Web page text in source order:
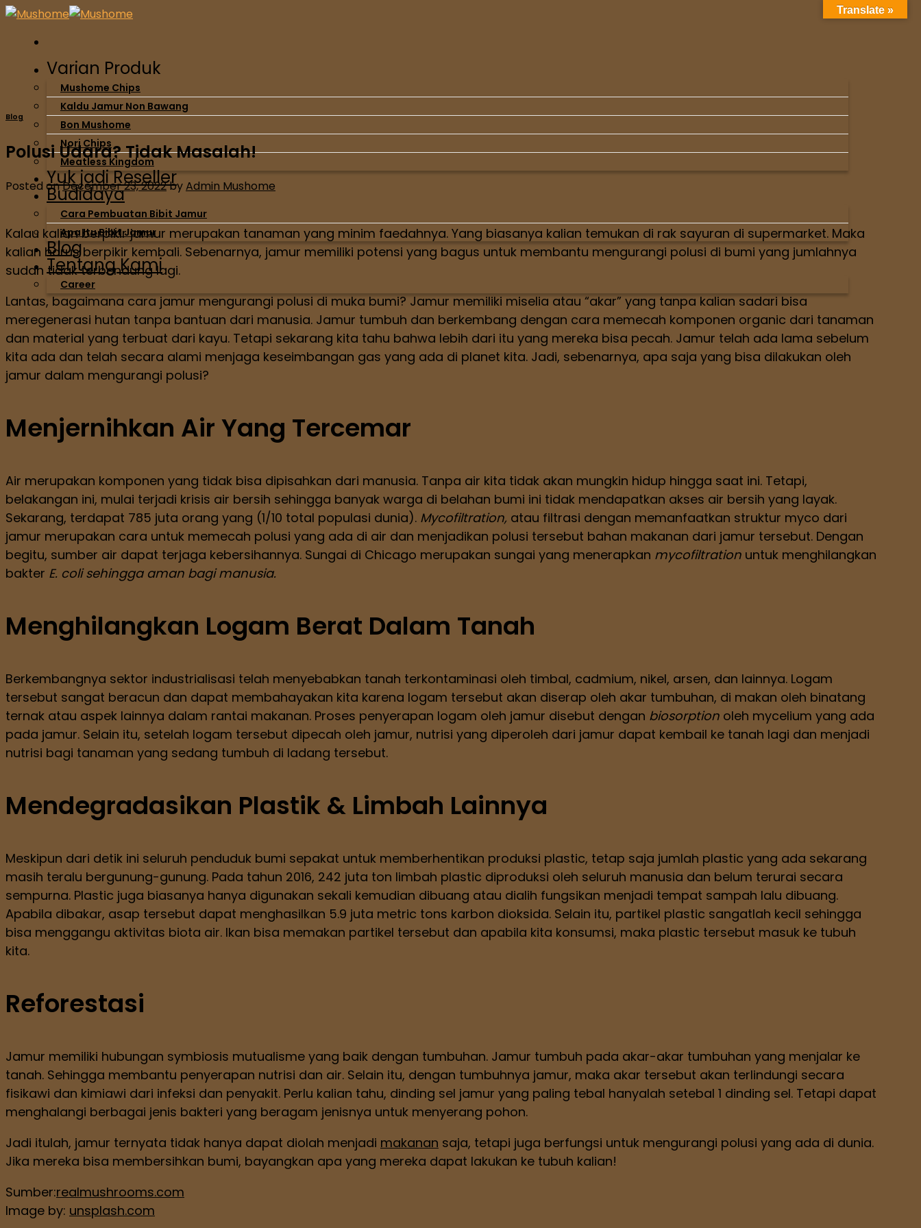
Skip
content
Varian Produk
Mushome Chips
Kaldu Jamur Non Bawang
Bon Mushome
Nori Chips
Meatless Kingdom
Yuk jadi Reseller
Budidaya
Cara Pembuatan Bibit Jamur
Apa Itu Bibit Jamur
Blog
Tentang Kami
Career
Blog
Polusi Udara? Tidak Masalah!
Posted onDecember 23, 2022byAdmin Mushome
Kalau kalian berpikir jamur merupakan tanaman yang minim faedahnya. Yang biasanya kalian temukan di rak sayuran di supermarket. Maka
kalian harus berpikir kembali. Sebenarnya, jamur memiliki potensi yang bagus untuk membantu mengurangi polusi di bumi yang jumlahnya
sudah tidak terbendung lagi.
Lantas, bagaimana cara jamur mengurangi polusi di muka bumi? Jamur memiliki miselia atau “akar” yang tanpa kalian sadari bisa
meregenerasi hutan tanpa bantuan dari manusia. Jamur tumbuh dan berkembang dengan cara memecah komponen organic dari tanaman
dan material yang terbuat dari kayu. Tetapi sekarang kita tahu bahwa lebih dari itu yang mereka bisa pecah. Jamur telah ada lama sebelum
kita ada dan telah secara alami menjaga keseimbangan gas yang ada di planet kita. Jadi, sebenarnya, apa saja yang bisa dilakukan oleh
jamur dalam mengurangi polusi?
Menjernihkan Air Yang Tercemar
Air merupakan komponen yang tidak bisa dipisahkan dari manusia. Tanpa air kita tidak akan mungkin hidup hingga saat ini. Tetapi,
belakangan ini, mulai terjadi krisis air bersih sehingga banyak warga di belahan bumi ini tidak mendapatkan akses air bersih yang layak.
Sekarang, terdapat 785 juta orang yang (1/10 total populasi dunia). Mycofiltration, atau filtrasi dengan memanfaatkan struktur myco dari
jamur merupakan cara untuk memecah polusi yang ada di air dan menjadikan polusi tersebut bahan makanan dari jamur tersebut. Dengan
begitu, sumber air dapat terjaga kebersihannya. Sungai di Chicago merupakan sungai yang menerapkan mycofiltration untuk menghilangkan
bakter E. colisehingga aman bagi manusia.
Menghilangkan Logam Berat Dalam Tanah
Berkembangnya sektor industrialisasi telah menyebabkan tanah terkontaminasi oleh timbal, cadmium, nikel, arsen, dan lainnya. Logam
tersebut sangat beracun dan dapat membahayakan kita karena logam tersebut akan diserap oleh akar tumbuhan, di makan oleh binatang
ternak atau aspek lainnya dalam rantai makanan. Proses penyerapan logam oleh jamur disebut dengan biosorption oleh mycelium yang ada
pada jamur. Selain itu, setelah logam tersebut dipecah oleh jamur, nutrisi yang diperoleh dari jamur dapat kembail ke tanah lagi dan menjadi
nutrisi bagi tanaman yang sedang tumbuh di ladang tersebut.
Mendegradasikan Plastik & Limbah Lainnya
Meskipun dari detik ini seluruh penduduk bumi sepakat untuk memberhentikan produksi plastic, tetap saja jumlah plastic yang ada sekarang
masih teralu bergunung-gunung. Pada tahun 2016, 242 juta ton limbah plastic diproduksi oleh seluruh manusia dan belum terurai secara
sempurna. Plastic juga biasanya hanya digunakan sekali kemudian dibuang atau dialih fungsikan menjadi tempat sampah lalu dibuang.
Apabila dibakar, asap tersebut dapat menghasilkan 5.9 juta metric tons karbon dioksida. Selain itu, partikel plastic sangatlah kecil sehingga
bisa menggangu aktivitas biota air. Ikan bisa memakan partikel tersebut dan apabila kita konsumsi, maka plastic tersebut masuk ke tubuh
kita.
Reforestasi
Jamur memiliki hubungan symbiosis mutualisme yang baik dengan tumbuhan. Jamur tumbuh pada akar-akar tumbuhan yang menjalar ke
tanah. Sehingga membantu penyerapan nutrisi dan air. Selain itu, dengan tumbuhnya jamur, maka akar tersebut akan terlindungi secara
fisikawi dan kimiawi dari infeksi dan penyakit. Perlu kalian tahu, dinding sel jamur yang paling tebal hanyalah setebal 1 dinding sel. Tetapi dapat
menghalangi berbagai jenis bakteri yang beragam jenisnya untuk menyerang pohon.
Jadi itulah, jamur ternyata tidak hanya dapat diolah menjadi makanan saja, tetapi juga berfungsi untuk mengurangi polusi yang ada di dunia.
Jika mereka bisa membersihkan bumi, bayangkan apa yang mereka dapat lakukan ke tubuh kalian!
Sumber:realmushrooms.com
Image by: unsplash.com
Translate »